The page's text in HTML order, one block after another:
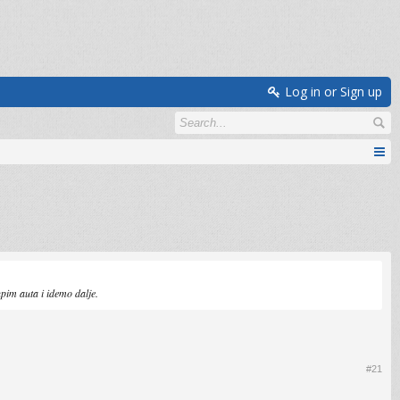
Log in or Sign up
auta i idemo dalje.
#21